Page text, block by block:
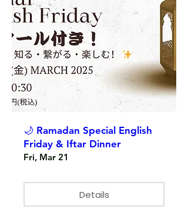
🌙 Ramadan Special English
Friday & Iftar Dinner
Fri, Mar 21
Details